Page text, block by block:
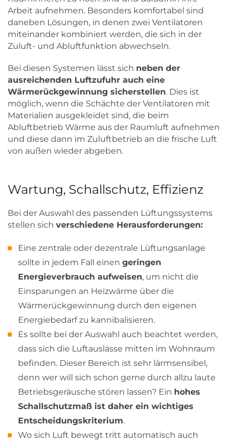
Arbeit aufnehmen. Besonders komfortabel sind
daneben Lösungen, in denen zwei Ventilatoren
miteinander kombiniert werden, die sich in der
Zuluft- und Abluftfunktion abwechseln.
Bei diesen Systemen lässt sich neben der
ausreichenden Luftzufuhr auch eine
Wärmerückgewinnung sicherstellen. Dies ist
möglich, wenn die Schächte der Ventilatoren mit
Materialien ausgekleidet sind, die beim
Abluftbetrieb Wärme aus der Raumluft aufnehmen
und diese dann im Zuluftbetrieb an die frische Luft
von außen wieder abgeben.
Wartung, Schallschutz, Effizienz
Bei der Auswahl des passenden Lüftungssystems
stellen sich verschiedene Herausforderungen:
Eine zentrale oder dezentrale Lüftungsanlage
sollte in jedem Fall einen geringen
Energieverbrauch aufweisen, um nicht die
Einsparungen an Heizwärme über die
Wärmerückgewinnung durch den eigenen
Energiebedarf zu kannibalisieren.
Es sollte bei der Auswahl auch beachtet werden,
dass sich die Luftauslässe mitten im Wohnraum
befinden. Dieser Bereich ist sehr lärmsensibel,
denn wer will sich schon gerne durch allzu laute
Betriebsgeräusche stören lassen? Ein hohes
Schallschutzmaß ist daher ein wichtiges
Entscheidungskriterium.
Wo sich Luft bewegt tritt automatisch auch